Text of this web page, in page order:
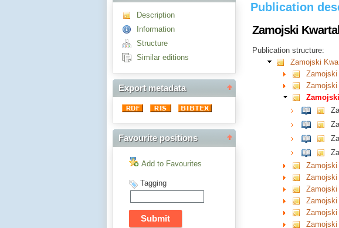
Description
Information
Structure
Similar editions
Export metadata
Favourite positions
Add to Favourites
Tagging
Publication
Zamojski
Publication structure:
Zamojski
Zamojski
Zamojski
Zamojski
Zamojski
Zamojski
Zamojski
Zamojski
Zamojski